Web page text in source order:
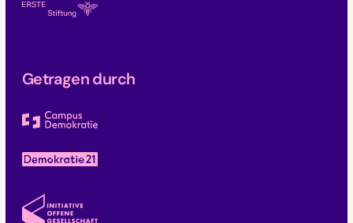
Getragen durch